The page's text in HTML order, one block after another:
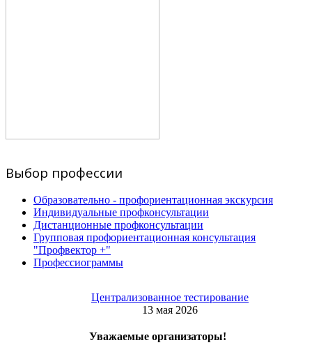
Выбор профессии
Образовательно - профориентационная экскурсия
Индивидуальные профконсультации
Дистанционные профконсультации
Групповая профориентационная консультация
"Профвектор +"
Профессиограммы
Централизованное тестирование
13 мая 2026
Уважаемые организаторы!